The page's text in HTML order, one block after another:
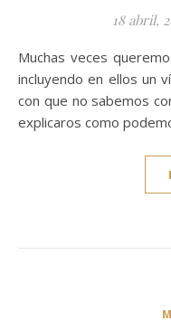
18 abril,
Muchas veces queremos dar un plus a nuestros artículos
incluyendo en ellos un
con que no sabemos
explicaros como